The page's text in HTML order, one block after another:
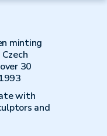
minting
30
with
and